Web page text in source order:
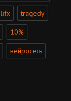
lifx tragedy
10%
нейросеть